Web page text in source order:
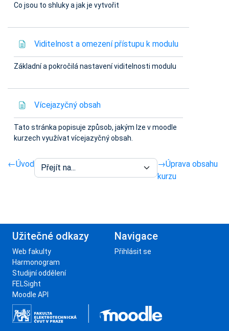
Co jsou to shluky a jak je vytvořit
Viditelnost a omezení přístupu k moduluStránka
Základní a pokročilá nastavení viditelnosti modulu
Vícejazyčný obsahStránka
Tato stránka popisuje způsob, jakým lze v moodle
kurzech využívat vícejazyčný obsah.
←Úvod →Úprava obsahu
kurzu
Užitečné odkazy
Web fakulty
Harmonogram
Studijní oddělení
FELSight
Moodle API
Navigace
Přihlásit se